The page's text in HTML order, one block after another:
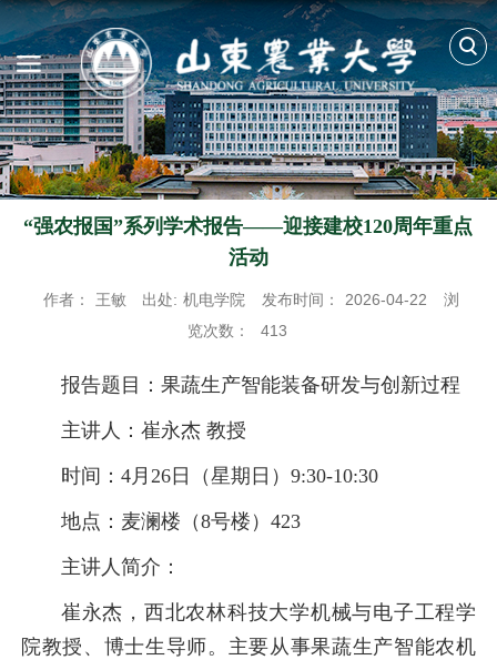
“强农报国”系列学术报告——迎接建校120周年重点
活动
作者： 王敏 出处: 机电学院 发布时间： 2026-04-22
浏
览次数：
413
报告题目：果蔬生产智能装备研发与创新过程
主讲人：崔永杰 教授
时间：4月26日（星期日）9:30-10:30
地点：麦澜楼（8号楼）423
主讲人简介：
崔永杰，西北农林科技大学机械与电子工程学
院教授、博士生导师。主要从事果蔬生产智能农机